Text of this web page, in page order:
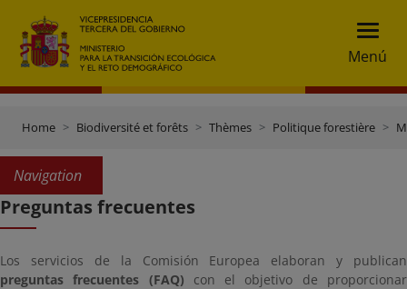
Menú
Home Biodiversité et forêts Thèmes Politique forestière
Navigation
Preguntas frecuentes
Los servicios de la Comisión Europea elaboran y publican
preguntas frecuentes (FAQ) con el objetivo de proporcionar